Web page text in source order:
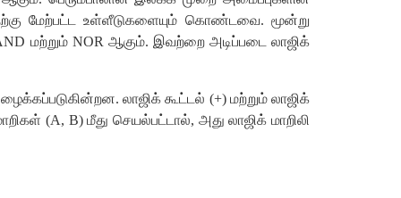
மேற்பட்ட உள்ளீடுகளையும் கொண்டவை. மூன்று
மற்றும் NOR ஆகும். இவற்றை அடிப்படை லாஜிக்
லாஜிக் கூட்டல் (+) மற்றும் லாஜிக்
(A, B) மீது செயல்பட்டால், அது லாஜிக் மாறிலி